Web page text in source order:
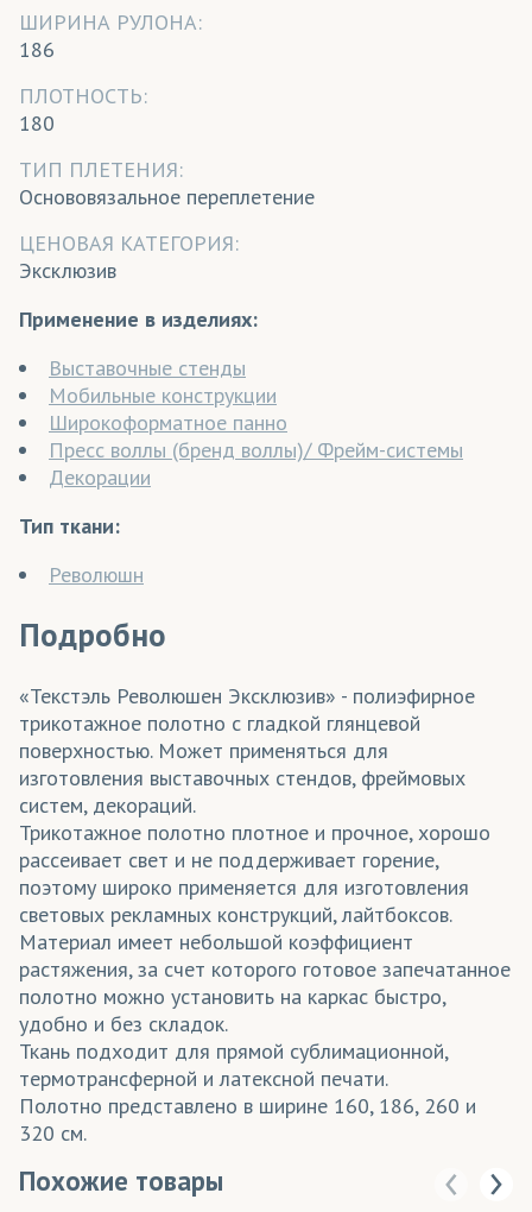
ШИРИНА РУЛОНА:
186
ПЛОТНОСТЬ:
180
ТИП ПЛЕТЕНИЯ:
Основовязальное переплетение
ЦЕНОВАЯ КАТЕГОРИЯ:
Эксклюзив
Применение в изделиях:
Выставочные стенды
Мобильные конструкции
Широкоформатное панно
Пресс воллы (бренд воллы)/ Фрейм-системы
Декорации
Тип ткани:
Революшн
Подробно
«Текстэль Революшен Эксклюзив» - полиэфирное
трикотажное полотно с гладкой глянцевой
поверхностью. Может применяться для
изготовления выставочных стендов, фреймовых
систем, декораций.
Трикотажное полотно плотное и прочное, хорошо
рассеивает свет и не поддерживает горение,
поэтому широко применяется для изготовления
световых рекламных конструкций, лайтбоксов.
Материал имеет небольшой коэффициент
растяжения, за счет которого готовое запечатанное
полотно можно установить на каркас быстро,
удобно и без складок.
Ткань подходит для прямой сублимационной,
термотрансферной и латексной печати.
Полотно представлено в ширине 160, 186, 260 и
320 см.
Похожие товары